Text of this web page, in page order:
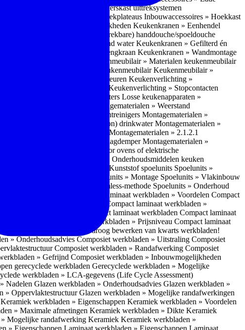
Inbouwaccessoires » Apothekerskast uittreksystemen
Inbouwaccessoires » Hoekkast uittrekplateaus Inbouwaccessoires » Hoekkast
Keukenkranen » Bedieningsmogelijkheden Keukenkranen » Eenhendel
Keukenkranen » Met (uitrekbare) handdouche/spoeldouche
Keukenkranen » Kokend waterKeukenkranen » Gefilterd én
Keukenkranen » Bladmengkraan Keukenkranen » Wandmontage
Keukenmeubilair » Materialen keukenmeubilair
» Duurzaamheid keukenmeubilairKeukenmeubilair »
Keukenverlichting » Lichtkleuren Keukenverlichting »
Keukenverlichting » Stopcontacten
» Plintverwarming/plintheaters Losse keukenapparaten »
Luchtafvoersystemen
Montagematerialen » Weerstand
Montagematerialen » Luchtreinigers Montagematerialen »
» Aansluitmateriaal voor (schoon) drinkwaterMontagematerialen »
van lades en deuren Montagematerialen » 2.1.2.1
Montagematerialen » WaterslagdemperMontagematerialen »
Montagematerialen » Kabels voor ovens of elektrische
Montagematerialen » Onderhoudsmiddelen keuken
Spoelunits » Kunststof spoelunits Spoelunits »
Spoelunits » Montage Spoelunits » Vlakinbouw
methode Spoelunits » Rimless-methode Spoelunits » Onderhoud
» Eigenschappen
Compact laminaat werkbladen » Voordelen Compact
massief laminaat werkbladen
Compact laminaat werkbladen »
randafwerking Compact laminaat werkbladen Compact laminaat
laminaat
Compact laminaat werkbladen » Prijsniveau Compact laminaat
bescherm je bij het droog bewerken van kwarts werkbladen!
» OnderhoudsadviesComposiet werkbladen » Uitstraling Composiet
Composiet werkbladen » Randafwerking Composiet
» Gefrijnd Composiet werkbladen » Inbouwmogelijkheden
gerecyclede werkbladen Gerecyclede werkbladen » Mogelijke
werkbladen » LCA-gegevens (Life Cycle Assessment)
Nadelen Glazen werkbladen » Onderhoudsadvies Glazen werkbladen »
» OppervlaktestructuurGlazen werkbladen » Mogelijke randafwerkingen
Keramiek werkbladen » Eigenschappen Keramiek werkbladen » Voordelen
» Maximale afmetingen Keramiek werkbladen » Dikte Keramiek
Mogelijke randafwerking Keramiek Keramiek werkbladen »